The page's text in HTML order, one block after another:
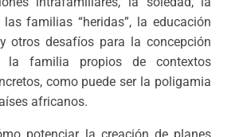
familias “heridas”, la educación
otros desafíos para la concepción
la familia propios de contextos
como puede ser la poligamia
africanos.